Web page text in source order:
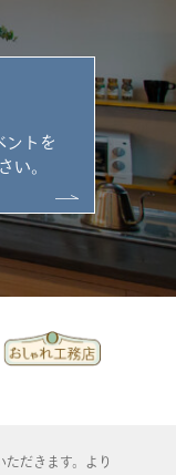
ントを
い。
だきます。より